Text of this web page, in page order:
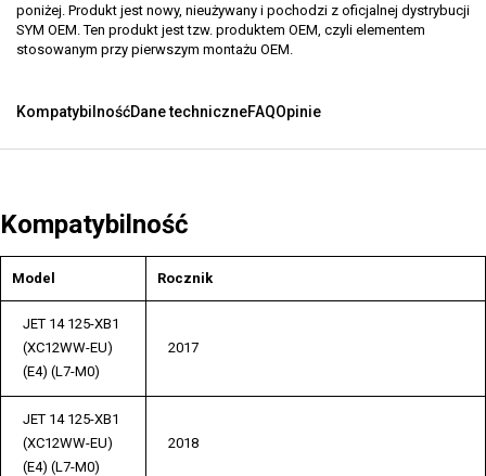
poniżej. Produkt jest nowy, nieużywany i pochodzi z oficjalnej dystrybucji
SYM OEM. Ten produkt jest tzw. produktem OEM, czyli elementem
stosowanym przy pierwszym montażu OEM.
KompatybilnośćDane techniczneFAQOpinie
Kompatybilność
Model Rocznik
JET 14 125-XB1
(XC12WW-EU)
(E4) (L7-M0)
2017
JET 14 125-XB1
(XC12WW-EU)
(E4) (L7-M0)
2018